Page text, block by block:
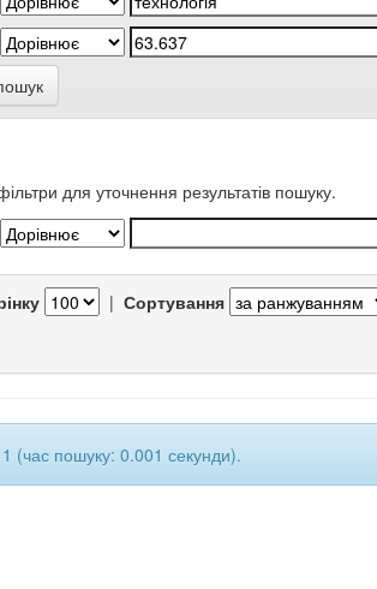
для уточнення результатів пошуку.
| Сортування
1 (час пошуку: 0.001 секунди).